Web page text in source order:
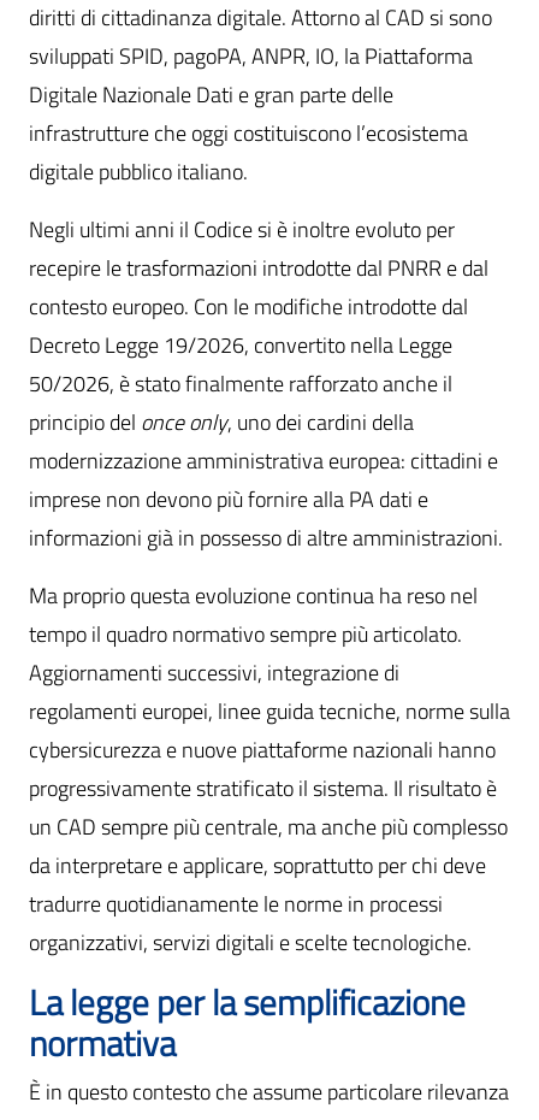
diritti di cittadinanza digitale. Attorno al CAD si sono
sviluppati SPID, pagoPA, ANPR, IO, la Piattaforma
Digitale Nazionale Dati e gran parte delle
infrastrutture che oggi costituiscono l’ecosistema
digitale pubblico italiano.
Negli ultimi anni il Codice si è inoltre evoluto per
recepire le trasformazioni introdotte dal PNRR e dal
contesto europeo. Con le modifiche introdotte dal
Decreto Legge 19/2026, convertito nella Legge
50/2026, è stato finalmente rafforzato anche il
principio del once only, uno dei cardini della
modernizzazione amministrativa europea: cittadini e
imprese non devono più fornire alla PA dati e
informazioni già in possesso di altre amministrazioni.
Ma proprio questa evoluzione continua ha reso nel
tempo il quadro normativo sempre più articolato.
Aggiornamenti successivi, integrazione di
regolamenti europei, linee guida tecniche, norme sulla
cybersicurezza e nuove piattaforme nazionali hanno
progressivamente stratificato il sistema. Il risultato è
un CAD sempre più centrale, ma anche più complesso
da interpretare e applicare, soprattutto per chi deve
tradurre quotidianamente le norme in processi
organizzativi, servizi digitali e scelte tecnologiche.
La legge per la semplificazione
normativa
È in questo contesto che assume particolare rilevanza